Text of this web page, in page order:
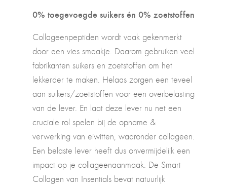
0% toegevoegde suikers én 0% zoetstoffen
Collageenpeptiden wordt vaak gekenmerkt
door een vies smaakje. Daarom gebruiken veel
fabrikanten suikers en zoetstoffen om het
lekkerder te maken. Helaas zorgen een teveel
aan suikers/zoetstoffen voor een overbelasting
van de lever. En laat deze lever nu net een
cruciale rol spelen bij de opname &
verwerking van eiwitten, waaronder collageen.
Een belaste lever heeft dus onvermijdelijk een
impact op je collageenaanmaak. De Smart
Collagen van Insentials bevat natuurlijk